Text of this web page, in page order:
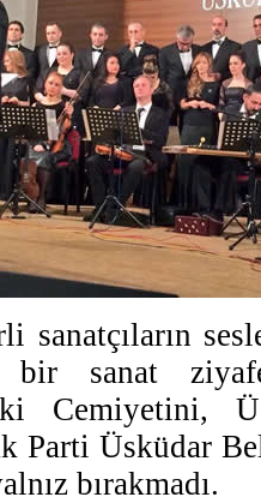
sanatçıların
bir sanat
Cemiyetini,
Parti Üsküdar
bırakmadı.